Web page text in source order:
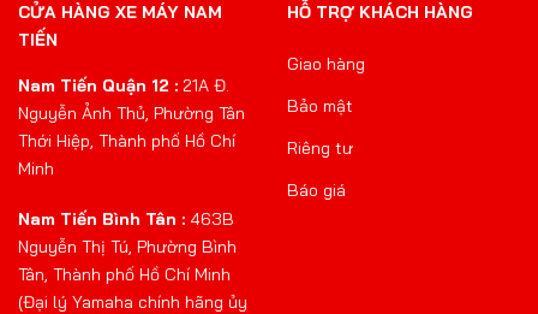
CỬA HÀNG XE MÁY NAM
TIẾN
Nam Tiến Quận 12 : 21A Đ.
Nguyễn Ảnh Thủ, Phường Tân
Thới Hiệp, Thành phố Hồ Chí
Minh
Nam Tiến Bình Tân : 463B
Nguyễn Thị Tú, Phường Bình
Tân, Thành phố Hồ Chí Minh
(Đại lý Yamaha chính hãng ủy
HỖ TRỢ KHÁCH HÀNG
Giao hàng
Bảo mật
Riêng tư
Báo giá